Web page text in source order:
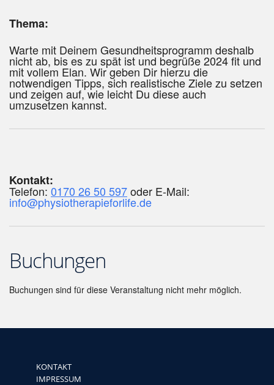
Thema:
Warte mit Deinem Gesundheitsprogramm deshalb
nicht ab, bis es zu spät ist und begrüße 2024 fit und
mit vollem Elan. Wir geben Dir hierzu die
notwendigen Tipps, sich realistische Ziele zu setzen
und zeigen auf, wie leicht Du diese auch
umzusetzen kannst.
Kontakt:
Telefon: 0170 26 50 597oder E-Mail:
info@physiotherapieforlife.de
Buchungen
Buchungen sind für diese Veranstaltung nicht mehr möglich.
KONTAKT
IMPRESSUM